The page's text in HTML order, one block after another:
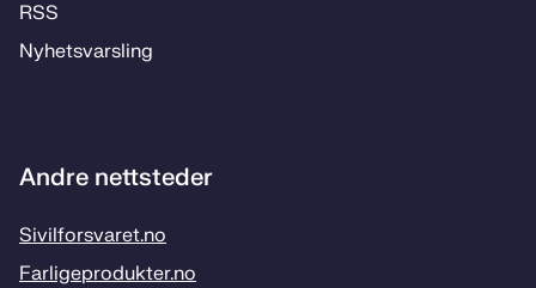
RSS
Ny­hets­­vars­­ling
Andre nettsteder
Sivilforsvaret.no
Farligeprodukter.no